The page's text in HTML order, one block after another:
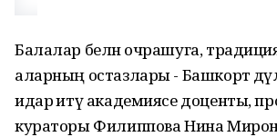
Балалар белән очрашуга,
аларның остазлары - Башкорт
идарә итү академиясе доценты,
кураторы Филиппова Нина